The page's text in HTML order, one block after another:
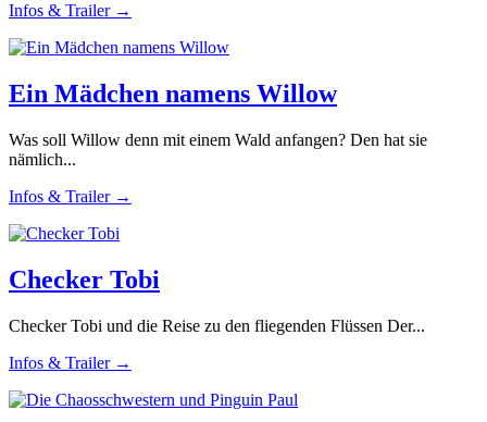
Infos & Trailer →
Ein Mädchen namens Willow
Was soll Willow denn mit einem Wald anfangen? Den hat sie
nämlich...
Infos & Trailer →
Checker Tobi
Checker Tobi und die Reise zu den fliegenden Flüssen Der...
Infos & Trailer →